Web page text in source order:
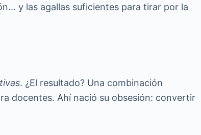
y las agallas suficientes para tirar por la
. ¿El resultado? Una combinación
docentes. Ahí nació su obsesión: convertir